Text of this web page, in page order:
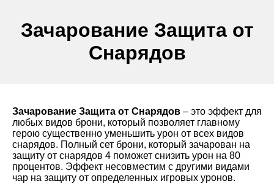
Зачарование Защита от
Снарядов
Зачарование Защита от Снарядов – это эффект для
любых видов брони, который позволяет главному
герою существенно уменьшить урон от всех видов
снарядов. Полный сет брони, который зачарован на
защиту от снарядов 4 поможет снизить урон на 80
процентов. Эффект несовместим с другими видами
чар на защиту от определенных игровых уронов.